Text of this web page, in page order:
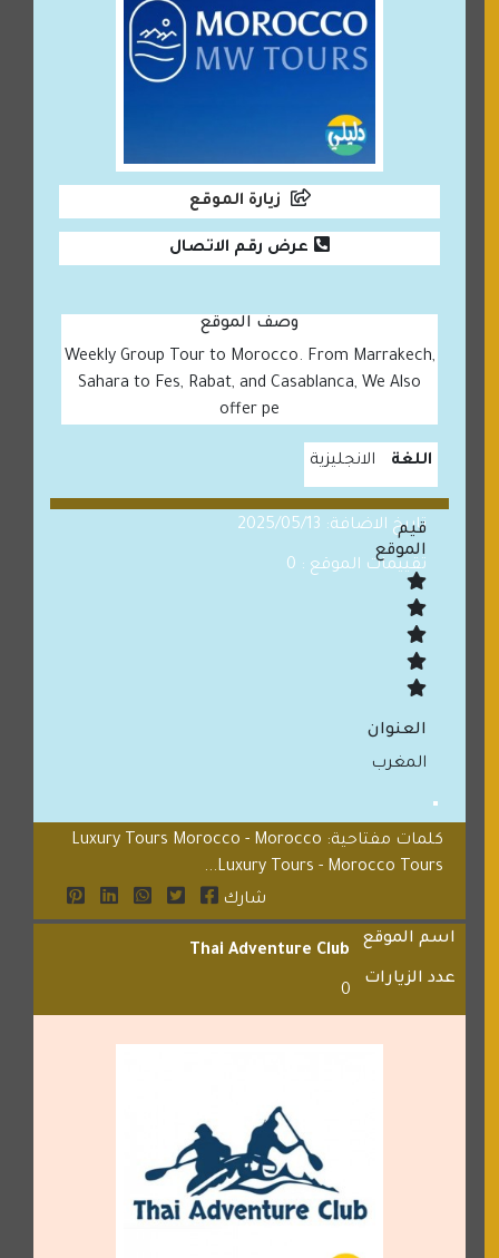
زيارة الموقع
عرض رقم الاتصال
وصف الموقع
Weekly Group Tour to Morocco. From Marrakech,
Sahara to Fes, Rabat, and Casablanca, We Also
offer pe
اللغة الانجليزية
تاريخ الاضافة: 2025/05/13
تقييمات الموقع : 0
قيم
الموقع
العنوان
المغرب
كلمات مفتاحية: Luxury Tours Morocco - Morocco
Luxury Tours - Morocco Tours...
شارك
اسم الموقع
Thai Adventure Club
عدد الزيارات
0